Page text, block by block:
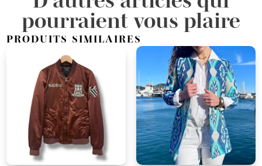
pourraient vous plaire
PRODUITS SIMILAIRES